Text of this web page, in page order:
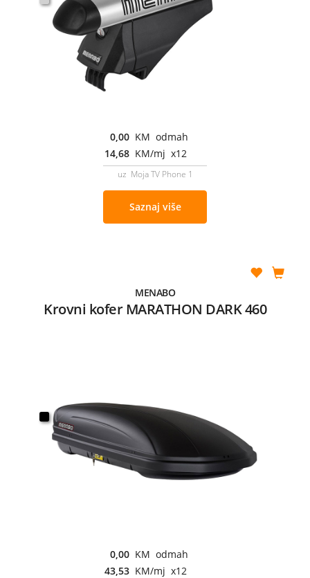
0,00 KM odmah
14,68 KM/mj x12
uz Moja TV Phone 1
Saznaj više
MENABO
Krovni kofer MARATHON DARK 460
0,00 KM odmah
43,53 KM/mj x12